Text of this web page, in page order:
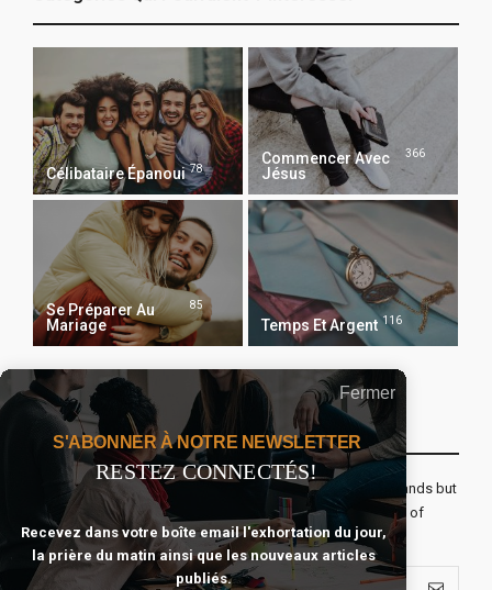
Célibataire Épanoui 78
Commencer Avec
Jésus
366
Se Préparer Au
Mariage
85
Temps Et Argent 116
Recevoir Notre Newsletter Chaque Matin
The real voyage of discovery consists not in seeking new lands but
seeing with new eyes. All journeys have secret destinations of
which the traveler is unaware.
Fermer
S'ABONNER À NOTRE NEWSLETTER
RESTEZ CONNECTÉS!
Recevez dans votre boîte email l'exhortation du jour,
la prière du matin ainsi que les nouveaux articles
publiés.